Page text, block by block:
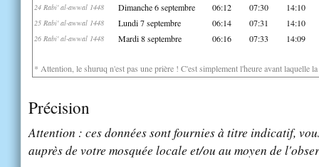
24 Rabi' al-awwal 1448 Dimanche 6 septembre 06:12 07:30 14:10
25 Rabi' al-awwal 1448 Lundi 7 septembre 06:14 07:31 14:10
26 Rabi' al-awwal 1448 Mardi 8 septembre 06:16 07:33 14:09
* Attention, le shuruq n'est pas une prière ! C'est simplement l'heure avant laquelle
Précision
Attention : ces données sont fournies à titre indicatif,
auprès de votre mosquée locale et/ou au moyen de